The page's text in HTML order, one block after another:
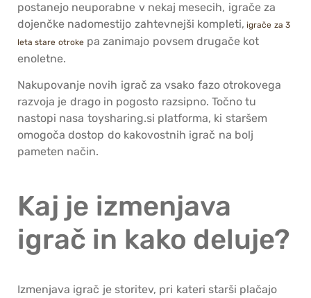
postanejo neuporabne v nekaj mesecih, igrače za
dojenčke nadomestijo zahtevnejši kompleti, igrače za 3
leta stare otrokepa zanimajo povsem drugače kot
enoletne.
Nakupovanje novih igrač za vsako fazo otrokovega
razvoja je drago in pogosto razsipno. Točno tu
nastopi nasa toysharing.si platforma, ki staršem
omogoča dostop do kakovostnih igrač na bolj
pameten način.
Kaj je izmenjava
igrač in kako deluje?
Izmenjava igrač je storitev, pri kateri starši plačajo